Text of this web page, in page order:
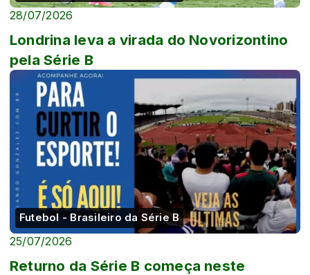
28/07/2026
Londrina leva a virada do Novorizontino
pela Série B
Futebol - Brasileiro da Série B
25/07/2026
Returno da Série B começa neste